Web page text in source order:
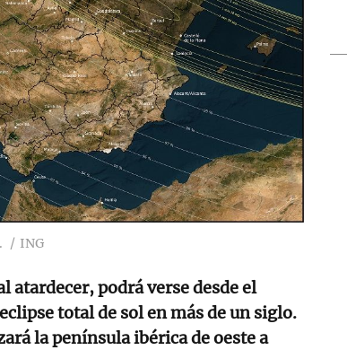
ING
atardecer, podrá verse desde el
total de sol en más de un siglo.
la península ibérica de oeste a